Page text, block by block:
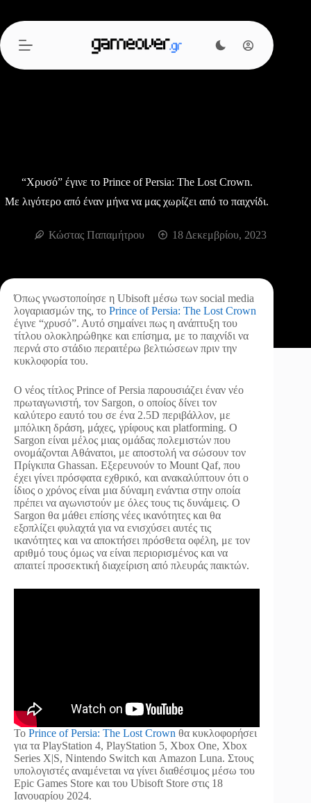
περιεχόμενο
“Χρυσό” έγινε το Prince of Persia: The Lost Crown.
Με λιγότερο από έναν μήνα να μας χωρίζει από το παιχνίδι.
Κώστας Παπαμήτρου 18 Δεκεμβρίου, 2023
Όπως γνωστοποίησε η Ubisoft μέσω των social media
λογαριασμών της, το Prince of Persia: The Lost Crown
έγινε “χρυσό”. Αυτό σημαίνει πως η ανάπτυξη του
τίτλου ολοκληρώθηκε και επίσημα, με το παιχνίδι να
περνά στο στάδιο περαιτέρω βελτιώσεων πριν την
κυκλοφορία του.
Ο νέος τίτλος Prince of Persia παρουσιάζει έναν νέο
πρωταγωνιστή, τον Sargon, ο οποίος δίνει τον
καλύτερο εαυτό του σε ένα 2.5D περιβάλλον, με
μπόλικη δράση, μάχες, γρίφους και platforming. O
Sargon είναι μέλος μιας ομάδας πολεμιστών που
ονομάζονται Αθάνατοι, με αποστολή να σώσουν τον
Πρίγκιπα Ghassan. Εξερευνούν το Mount Qaf, που
έχει γίνει πρόσφατα εχθρικό, και ανακαλύπτουν ότι ο
ίδιος ο χρόνος είναι μια δύναμη ενάντια στην οποία
πρέπει να αγωνιστούν με όλες τους τις δυνάμεις. Ο
Sargon θα μάθει επίσης νέες ικανότητες και θα
εξοπλίζει φυλαχτά για να ενισχύσει αυτές τις
ικανότητες και να αποκτήσει πρόσθετα οφέλη, με τον
αριθμό τους όμως να είναι περιορισμένος και να
απαιτεί προσεκτική διαχείριση από πλευράς παικτών.
Το Prince of Persia: The Lost Crown θα κυκλοφορήσει
για τα PlayStation 4, PlayStation 5, Xbox One, Xbox
Series X|S, Nintendo Switch και Amazon Luna. Στους
υπολογιστές αναμένεται να γίνει διαθέσιμος μέσω του
Epic Games Store και του Ubisoft Store στις 18
Ιανουαρίου 2024.